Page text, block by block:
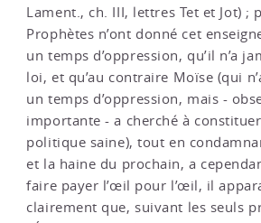
Lament., ch. III, lettres Tet et Jot) ;
Prophètes n’ont donné cet
un temps d’oppression, qu’il n’a
loi, et qu’au contraire Moïse (qui
un temps d’oppression, mais -
importante - a cherché à
politique saine), tout en
et la haine du prochain, a
faire payer l’œil pour l’œil, il
clairement que, suivant les seuls